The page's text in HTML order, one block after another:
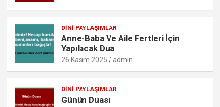
DINI PAYLAŞIMLAR
Anne-Baba Ve Aile Fertleri İçin
Yapılacak Dua
26 Kasım 2025 admin
DINI PAYLAŞIMLAR
Günün Duası